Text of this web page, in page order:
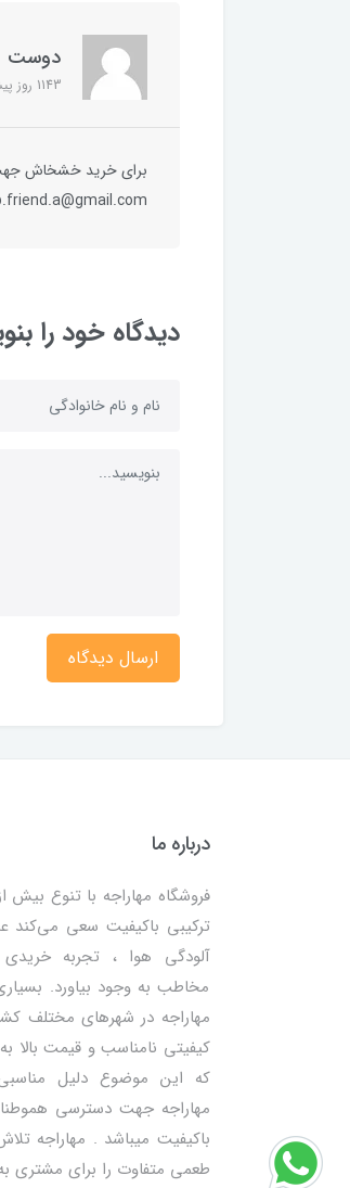
دوست
1143 روز پیش
برای خرید خشخاش جهت
دیدگاه خود را
ارسال دیدگاه
درباره ما
ترکیبی باکیفیت سعی می‌کند
آلودگی هوا ، تجربه
مخاطب به وجود بیاورد.
مهاراجه در شهرهای مختلف
کیفیتی نامناسب و قیمت بالا
که این موضوع دلیل مناسبی
مهاراجه جهت دسترسی
باکیفیت میباشد . مهاراجه
طعمی متفاوت را برای مشتری